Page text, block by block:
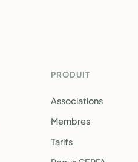
PRODUIT
Associations
Membres
Tarifs